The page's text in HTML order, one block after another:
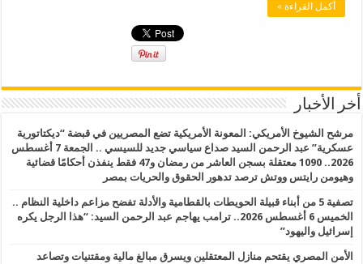
أكمل القراءة »
أخر الأخبار
مرشح الشيوخ الأمريكي: المعونة الأمريكية تضع المصريين في قبضة “ديكتاتورية
عسكرية” عبد الرحمن السيد صداع سياسي جديد للسيسي .. الجمعة 7 أغسطس
2026.. 1090 معتقلة بسجن العاشر من رمضان و47 فقط ينفذن أحكامًا قضائية
وهيومن رايتس ووتش ترصد تدهور الحقوق والحريات بمصر
تصفية 5 من أبناء قبيلة الحويطات بالقطامية والأدلة تفضح مزاعم داخلية النظام ..
الخميس 6 أغسطس 2026.. ترامب يهاجم عبد الرحمن السيد: “هذا الرجل يكره
إسرائيل واليهود”
الأمن المصري يقتحم منازل المعتقلين ويسرق مبالغ مالية ومقتنيات وتصاعد